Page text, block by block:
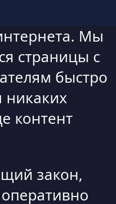
Мы
страницы с
быстро
никаких
контент
закон,